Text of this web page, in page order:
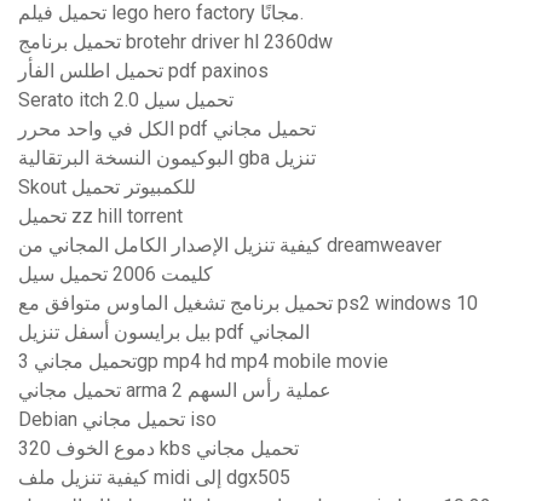
تحميل فيلم lego hero factory مجانًا.
تحميل برنامج brotehr driver hl 2360dw
تحميل اطلس الفأر pdf paxinos
Serato itch 2.0 تحميل سيل
الكل في واحد محرر pdf تحميل مجاني
البوكيمون النسخة البرتقالية gba تنزيل
Skout للكمبيوتر تحميل
تحميل zz hill torrent
كيفية تنزيل الإصدار الكامل المجاني من dreamweaver
كليمت 2006 تحميل سيل
تحميل برنامج تشغيل الماوس متوافق مع ps2 windows 10
بيل برايسون أسفل تنزيل pdf المجاني
تحميل مجاني 3gp mp4 hd mp4 mobile movie
تحميل مجاني arma 2 عملية رأس السهم
Debian تحميل مجاني iso
دموع الخوف 320 kbs تحميل مجاني
كيفية تنزيل ملف midi إلى dgx505